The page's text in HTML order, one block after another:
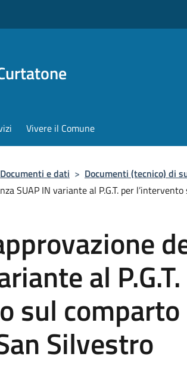
Vivere il Comune
Documenti e dati > Documenti (tecnico) di
SUAP IN variante al P.G.T. per
al
sul
Silvestro